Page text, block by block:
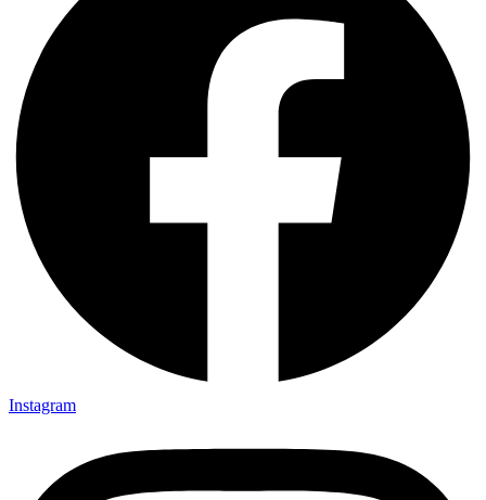
Instagram